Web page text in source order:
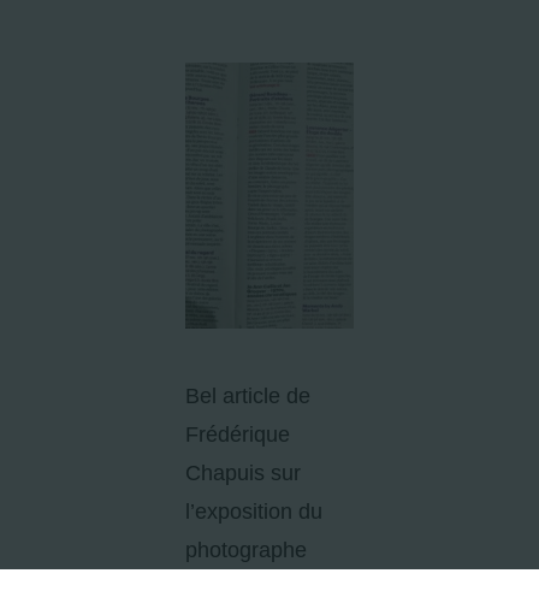
Bel article de
Frédérique
Chapuis sur
l’exposition du
photographe